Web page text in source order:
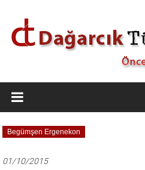
Dağarcık
Türkiye
Önce
Türkiye
Begümşen Ergenekon
01/10/2015